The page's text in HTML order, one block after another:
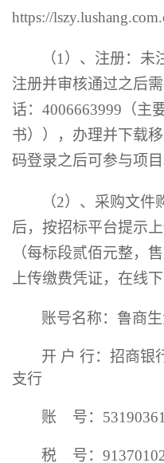
https://
（1）、注册：未
注册并审核通过之后
话：4006663999（主
书）），办理并下载
码登录之后可参与项目
（2）、采购文件
后，按招标平台提示
（每标段贰佰元整，
上传缴费凭证，在线
账号名称：鲁商
开 户 行：招商银
支行
账 号：
税 号：